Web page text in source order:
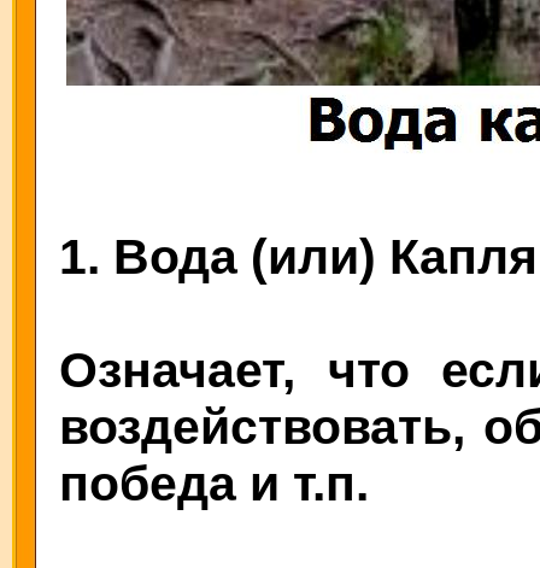
1. Вода (или)
Означает, что
воздействовать,
победа и т.п.